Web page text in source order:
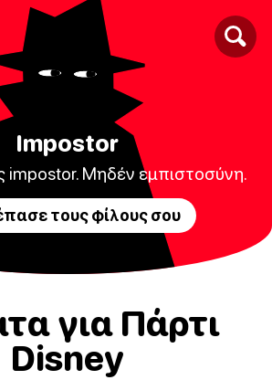
Impostor
impostor. Μηδέν εμπιστοσύνη.
τους φίλους σου
για Πάρτι
Disney